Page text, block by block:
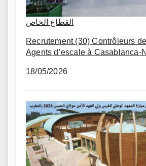
القطاع الخاص
Recrutement (30) Contrôleurs
Agents d’escale à Casablanca-
18/05/2026